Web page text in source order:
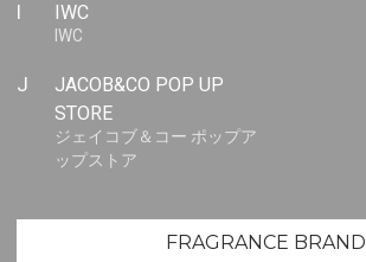
I IWC
IWC
J
JACOB&CO POP UP
STORE
ジェイコブ＆コー ポップア
ップストア
FRAGRANCE BRAND